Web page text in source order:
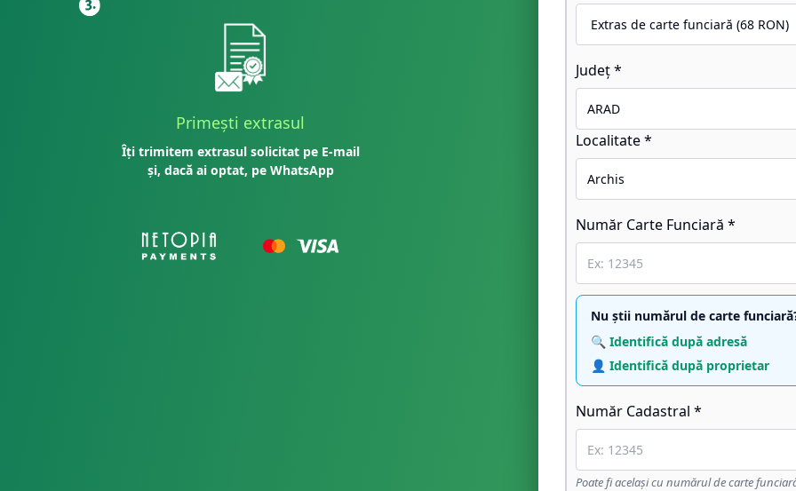
Primești extrasul
Îți trimitem extrasul solicitat pe E-mail
și, dacă ai optat, pe WhatsApp
Județ *
Localitate *
Număr Carte Funciară *
Nu știi numărul de carte
🔍 Identifică după adresă
👤 Identifică după proprietar
Număr Cadastral *
Poate fi același cu numărul de carte